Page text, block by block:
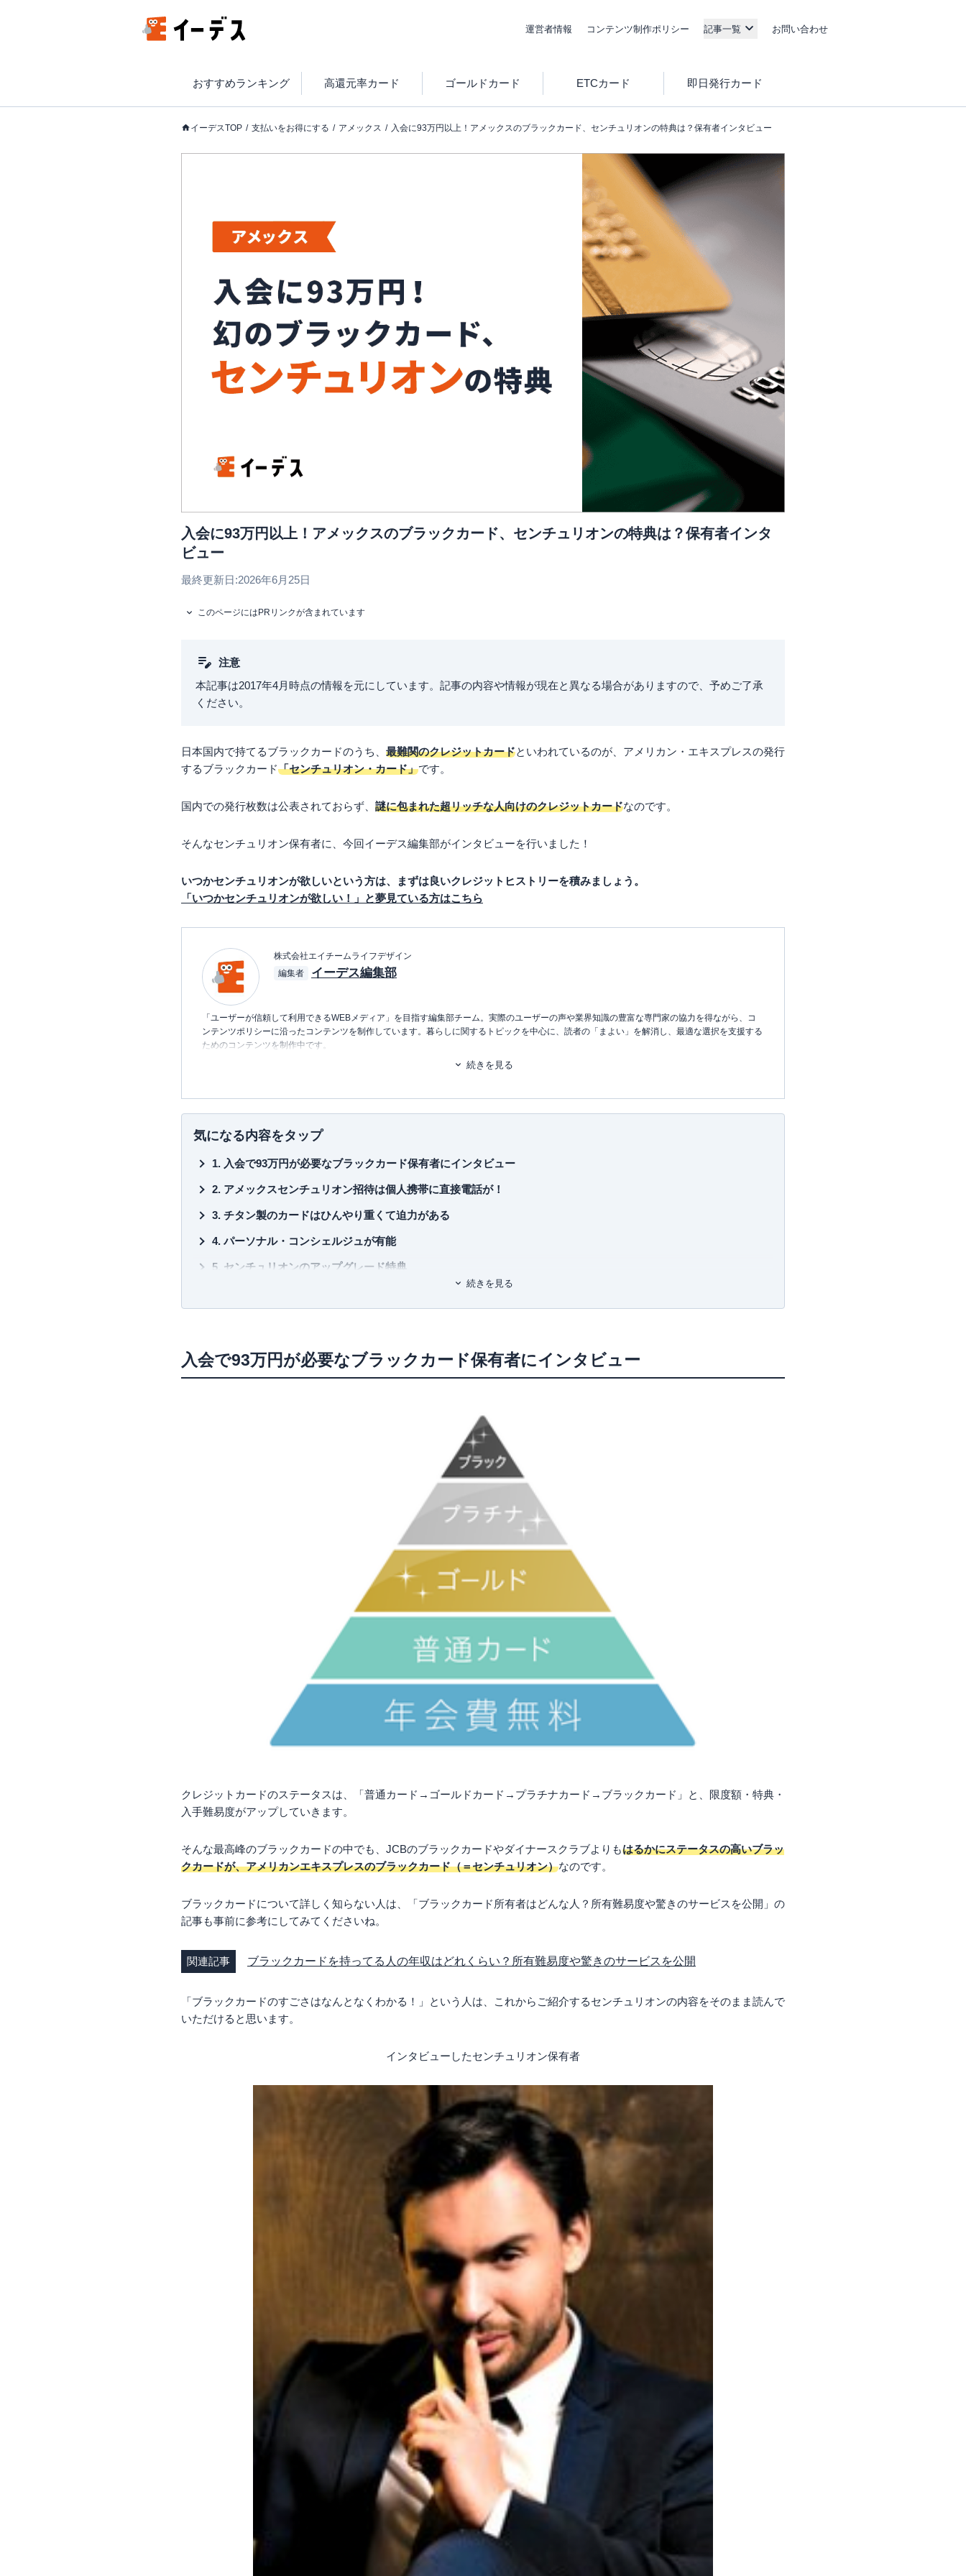
運営者情報 コンテンツ制作ポリシー 記事一覧 お問い合わせ
おすすめランキング 高還元率カード ゴールドカード ETCカード 即日発行カード
イーデスTOP 支払いをお得にする アメックス 入会に93万円以上！アメックスのブラックカード、センチュリオンの特典は？保有者インタビュー
入会に93万円以上！アメックスのブラックカード、センチュリオンの特典は？保有者インタ
ビュー
最終更新日:2026年6月25日
このページにはPRリンクが含まれています
注意
本記事は2017年4月時点の情報を元にしています。記事の内容や情報が現在と異なる場合がありますので、予めご了承
ください。
日本国内で持てるブラックカードのうち、 最難関のクレジットカードといわれているのが、アメリカン・エキスプレスの発行
するブラックカード「センチュリオン・カード」です。
国内での発行枚数は公表されておらず、 謎に包まれた超リッチな人向けのクレジットカードなのです。
そんなセンチュリオン保有者に、今回イーデス編集部がインタビューを行いました！
いつかセンチュリオンが欲しいという方は、まずは良いクレジットヒストリーを積みましょう。
「いつかセンチュリオンが欲しい！」と夢見ている方はこちら
株式会社エイチームライフデザイン
編集者
イーデス編集部
「ユーザーが信頼して利用できるWEBメディア」を目指す編集部チーム。実際のユーザーの声や業界知識の豊富な専門家の協力を得ながら、コ
ンテンツポリシーに沿ったコンテンツを制作しています。暮らしに関するトピックを中心に、読者の「まよい」を解消し、最適な選択を支援する
ためのコンテンツを制作中です。
■保有資格
KTAA団体シルバー認証マーク
（2023.12.20～）
有料職業紹介事業（厚生労働大臣許可・ 許可番号：23-ユ-302788 ）
続きを見る
気になる内容をタップ
入会で93万円が必要なブラックカード保有者にインタビュー
アメックスセンチュリオン招待は個人携帯に直接電話が！
チタン製のカードはひんやり重くて迫力がある
パーソナル・コンシェルジュが有能
センチュリオンのアップグレード特典
センチュリオンカードの特典・サービス
トラベル系の特典
「いつかセンチュリオンが欲しい！」と夢見ている方
続きを見る
入会で93万円が必要なブラックカード保有者にインタビュー
クレジットカードのステータスは、「普通カード→ゴールドカード→プラチナカード→ブラックカード」と、限度額・特典・
入手難易度がアップしていきます。
そんな最高峰のブラックカードの中でも、JCBのブラックカードやダイナースクラブよりもはるかにステータスの高いブラッ
クカードが、アメリカンエキスプレスのブラックカード（＝センチュリオン）なのです。
ブラックカードについて詳しく知らない人は、「ブラックカード所有者はどんな人？所有難易度や驚きのサービスを公開」の
記事も事前に参考にしてみてくださいね。
関連記事 ブラックカードを持ってる人の年収はどれくらい？所有難易度や驚きのサービスを公開
「ブラックカードのすごさはなんとなくわかる！」という人は、これからご紹介するセンチュリオンの内容をそのまま読んで
いただけると思います。
インタビューしたセンチュリオン保有者